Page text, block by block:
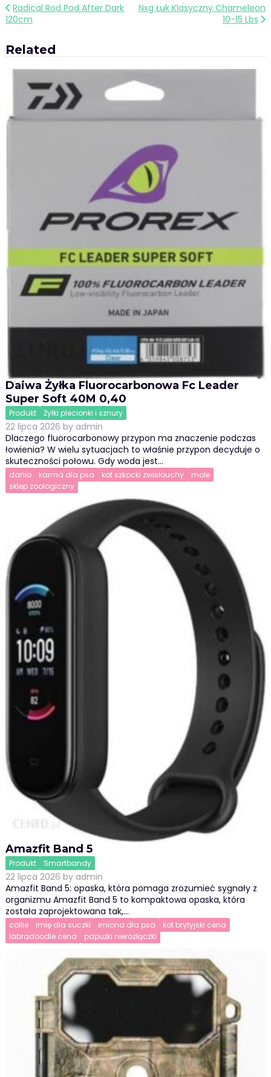
Nawigacja
wpisu
Radical Rod Pod After Dark
120cm
Nxg Łuk Klasyczny Chameleon
10-15 Lbs
Related
Daiwa Żyłka Fluorocarbonowa Fc Leader
Super Soft 40M 0,40
Produkt Żyłki plecionki i sznury
22 lipca 2026 by admin
Dlaczego fluorocarbonowy przypon ma znaczenie podczas
łowienia? W wielu sytuacjach to właśnie przypon decyduje o
skuteczności połowu. Gdy woda jest…
danio karma dla psa kot szkocki zwisłouchy
mole
sklep zoologiczny
Amazfit Band 5
Produkt Smartbandy
22 lipca 2026 by admin
Amazfit Band 5: opaska, która pomaga zrozumieć sygnały z
organizmu Amazfit Band 5 to kompaktowa opaska, która
została zaprojektowana tak,…
collie imię dla suczki imiona dla psa
kot brytyjski cena
labradoodle cena
papużki nierozłączki